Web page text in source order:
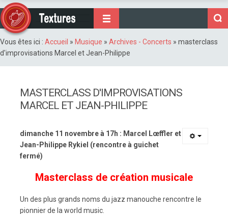
Vous êtes ici : Accueil » Musique » Archives - Concerts » masterclass
d'improvisations Marcel et Jean-Philippe
MASTERCLASS D'IMPROVISATIONS
MARCEL ET JEAN-PHILIPPE
dimanche 11 novembre à 17h : Marcel Lœffler et
Jean-Philippe Rykiel (rencontre à guichet
fermé)
Masterclass de création musicale
Un des plus grands noms du jazz manouche rencontre le
pionnier de la world music.